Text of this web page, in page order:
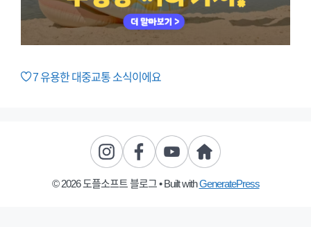
7유용한 대중교통 소식이에요
© 2026 도플소프트 블로그• Built withGeneratePress